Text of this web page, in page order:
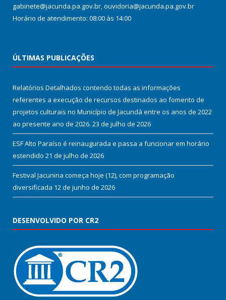
gabinete@jacunda.pa.gov.br, ouvidoria@jacunda.pa.gov.br
Horário de atendimento: 08:00 às 14:00
ÚLTIMAS PUBLICAÇÕES
Relatórios Detalhados contendo todas as informações
referentes a execução de recursos destinados ao fomento de
projetos culturais no Município de Jacundá entre os anos de 2022
ao presente ano de 2026. 23 de julho de 2026
ESF Alto Paraíso é reinaugurada e passa a funcionar em horário
estendido 21 de julho de 2026
Festival Jacunina começa hoje (12), com programação
diversificada 12 de junho de 2026
DESENVOLVIDO POR CR2